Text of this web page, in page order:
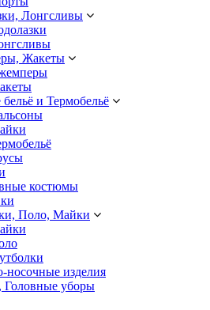
Лонгсливы
Жакеты
и Термобельё
костюмы
Поло, Майки
носочные изделия
уборы